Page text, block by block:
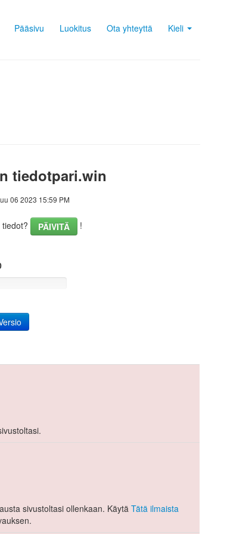
Pääsivu Luokitus Ota yhteyttä Kieli
tiedotpari.win
06 2023 15:59 PM
PÄIVITÄ !
sivustoltasi ollenkaan. KäytäTätä ilmaista